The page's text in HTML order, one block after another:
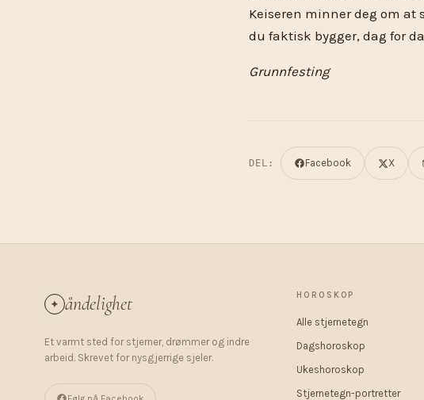
Keiseren minner deg om at
du faktisk bygger, dag for
Grunnfesting
DEL: Facebook X
✦ åndelighet
Et varmt sted for stjerner, drømmer og indre
arbeid. Skrevet for nysgjerrige sjeler.
HOROSKOP
Alle stjernetegn
Dagshoroskop
Ukeshoroskop
Stjernetegn-portretter